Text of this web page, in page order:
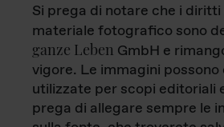
Si prega di notare che i
materiale fotografico sono
ganze Leben GmbH e
vigore. Le immagini possono
utilizzate per scopi editoriali
prega di allegare sempre le